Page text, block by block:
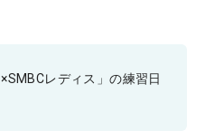
レディス」の練習日